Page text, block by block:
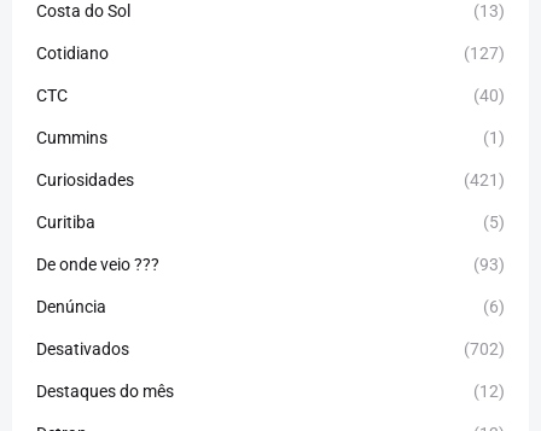
Costa do Sol (13)
Cotidiano (127)
CTC (40)
Cummins (1)
Curiosidades (421)
Curitiba (5)
De onde veio ??? (93)
Denúncia (6)
Desativados (702)
Destaques do mês (12)